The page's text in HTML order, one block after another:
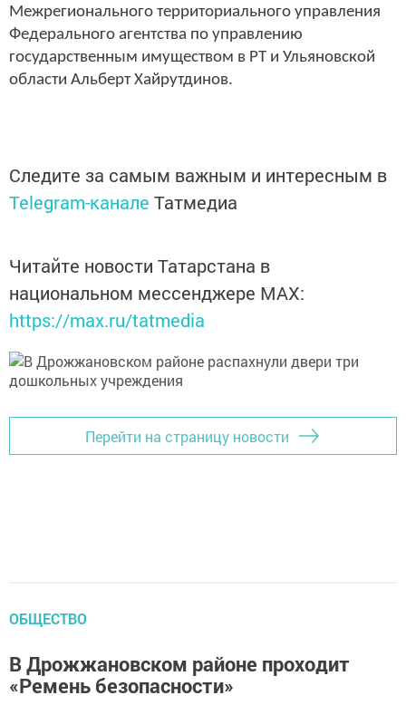
Межрегионального территориального управления
Федерального агентства по управлению
государственным имуществом в РТ и Ульяновской
области Альберт Хайрутдинов.
Следите за самым важным и интересным в
Telegram-канале Татмедиа
Читайте новости Татарстана в
национальном мессенджере MАХ:
https://max.ru/tatmedia
Перейти на страницу новости
ОБЩЕСТВО
В Дрожжановском районе проходит
«Ремень безопасности»